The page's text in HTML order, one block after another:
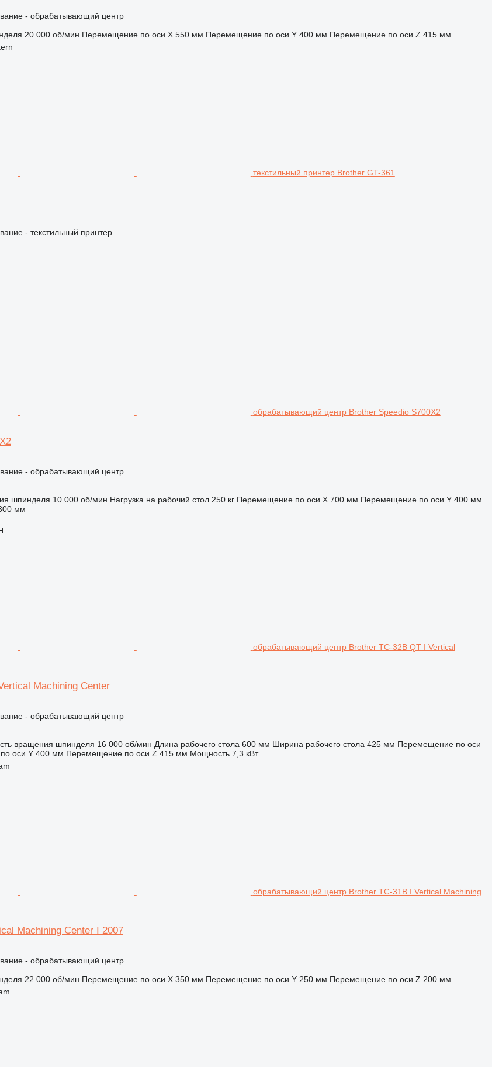
- обрабатывающий центр
20 000 об/мин Перемещение по оси X 550 мм Перемещение по оси Y 400 мм Перемещение по оси Z 415 мм
текстильный принтер Brother GT-361
- текстильный принтер
обрабатывающий центр Brother Speedio S700X2
- обрабатывающий центр
шпинделя 10 000 об/мин Нагрузка на рабочий стол 250 кг Перемещение по оси X 700 мм Перемещение по оси Y 400 мм
мм
обрабатывающий центр Brother TC-32B QT I Vertical
Machining Center
- обрабатывающий центр
вращения шпинделя 16 000 об/мин Длина рабочего стола 600 мм Ширина рабочего стола 425 мм Перемещение по оси
оси Y 400 мм Перемещение по оси Z 415 мм Мощность 7,3 кВт
обрабатывающий центр Brother TC-31B I Vertical Machining
Machining Center I 2007
- обрабатывающий центр
22 000 об/мин Перемещение по оси X 350 мм Перемещение по оси Y 250 мм Перемещение по оси Z 200 мм